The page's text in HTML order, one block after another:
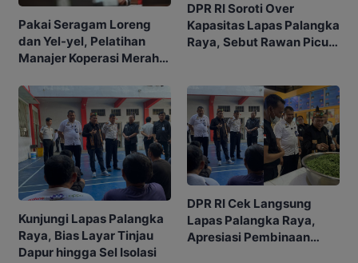
Pakai Seragam Loreng
dan Yel-yel, Pelatihan
Manajer Koperasi Merah
DPR RI Soroti Over
Kapasitas Lapas Palangka
Raya, Sebut Rawan Picu
Kunjungi Lapas Palangka
Raya, Bias Layar Tinjau
Dapur hingga Sel Isolasi
DPR RI Cek Langsung
Lapas Palangka Raya,
Apresiasi Pembinaan